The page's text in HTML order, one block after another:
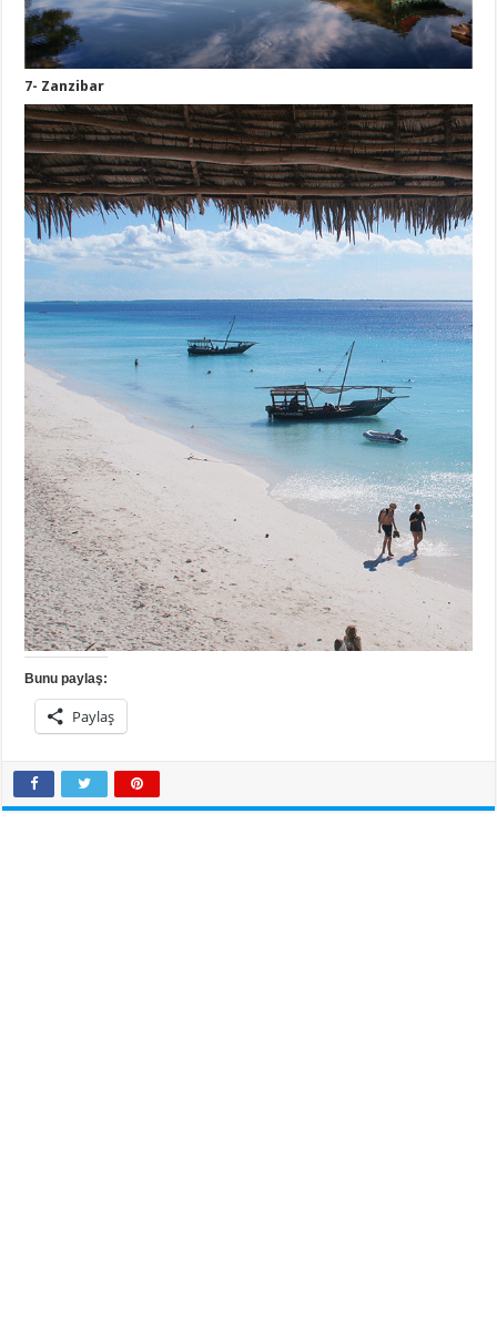
7- Zanzibar
Bunu paylaş:
Paylaş